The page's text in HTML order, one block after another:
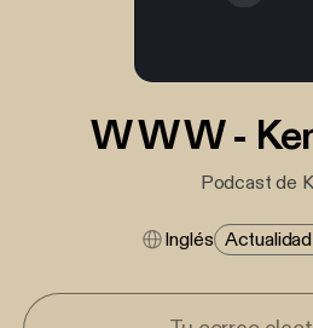
W W W -
Podcast de
Inglés